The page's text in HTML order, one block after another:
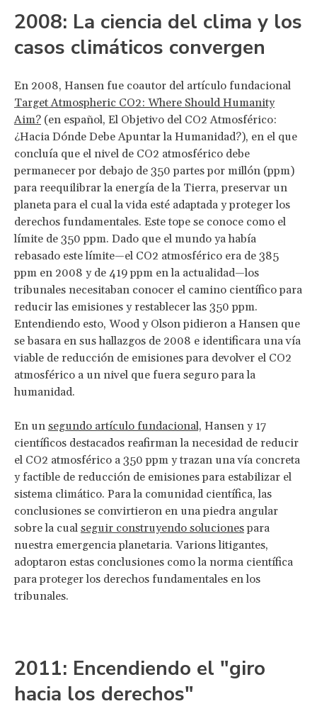
2008: La ciencia del clima y los
casos climáticos convergen
En 2008, Hansen fue coautor del artículo fundacional
Target Atmospheric CO2: Where Should Humanity
Aim? (en español, El Objetivo del CO2 Atmosférico:
¿Hacia Dónde Debe Apuntar la Humanidad?), en el que
concluía que el nivel de CO2 atmosférico debe
permanecer por debajo de 350 partes por millón (ppm)
para reequilibrar la energía de la Tierra, preservar un
planeta para el cual la vida esté adaptada y proteger los
derechos fundamentales. Este tope se conoce como el
límite de 350 ppm. Dado que el mundo ya había
rebasado este límite—el CO2 atmosférico era de 385
ppm en 2008 y de 419 ppm en la actualidad—los
tribunales necesitaban conocer el camino científico para
reducir las emisiones y restablecer las 350 ppm.
Entendiendo esto, Wood y Olson pidieron a Hansen que
se basara en sus hallazgos de 2008 e identificara una vía
viable de reducción de emisiones para devolver el CO2
atmosférico a un nivel que fuera seguro para la
humanidad.
En un segundo artículo fundacional, Hansen y 17
científicos destacados reafirman la necesidad de reducir
el CO2 atmosférico a 350 ppm y trazan una vía concreta
y factible de reducción de emisiones para estabilizar el
sistema climático. Para la comunidad científica, las
conclusiones se convirtieron en una piedra angular
sobre la cual seguir construyendo solucionespara
nuestra emergencia planetaria. Varions litigantes,
adoptaron estas conclusiones como la norma científica
para proteger los derechos fundamentales en los
tribunales.
2011: Encendiendo el "giro
hacia los derechos"